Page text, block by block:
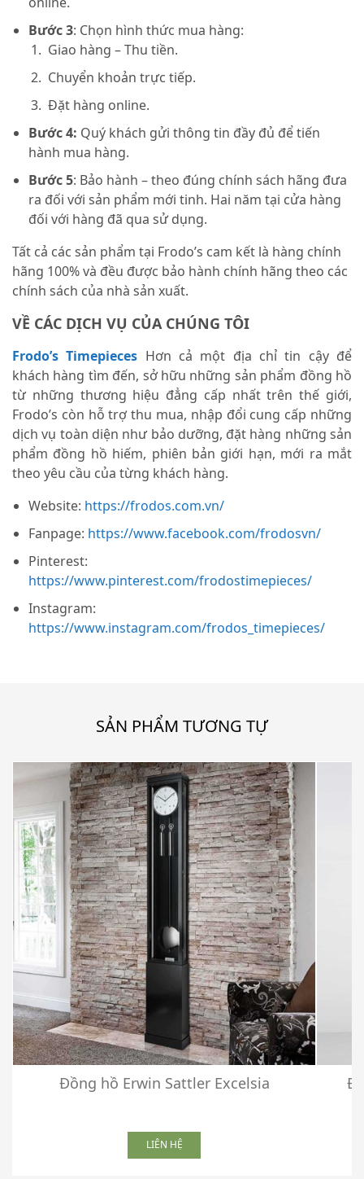
Bước 3: Chọn hình thức mua hàng:
Giao hàng – Thu tiền.
Chuyển khoản trực tiếp.
Đặt hàng online.
Bước 4: Quý khách gửi thông tin đầy đủ để tiến
hành mua hàng.
Bước 5: Bảo hành – theo đúng chính sách hãng đưa
ra đối với sản phẩm mới tinh. Hai năm tại cửa hàng
đối với hàng đã qua sử dụng.
Tất cả các sản phẩm tại Frodo’s cam kết là hàng chính
hãng 100% và đều được bảo hành chính hãng theo các
chính sách của nhà sản xuất.
VỀ CÁC DỊCH VỤ CỦA CHÚNG TÔI
Frodo’s Timepieces Hơn cả một địa chỉ tin cậy để
khách hàng tìm đến, sở hữu những sản phẩm đồng hồ
từ những thương hiệu đẳng cấp nhất trên thế giới,
Frodo’s còn hỗ trợ thu mua, nhập đổi cung cấp những
dịch vụ toàn diện như bảo dưỡng, đặt hàng những sản
phẩm đồng hồ hiếm, phiên bản giới hạn, mới ra mắt
theo yêu cầu của từng khách hàng.
Website: https://frodos.com.vn/
Fanpage: https://www.facebook.com/frodosvn/
Pinterest:
https://www.pinterest.com/frodostimepieces/
Instagram:
https://www.instagram.com/frodos_timepieces/
SẢN PHẨM TƯƠNG TỰ
Đồng hồ Erwin Sattler Excelsia
LIÊN HỆ